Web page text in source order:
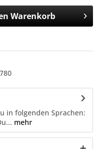
Warenkorb
in folgenden Sprachen:
mehr